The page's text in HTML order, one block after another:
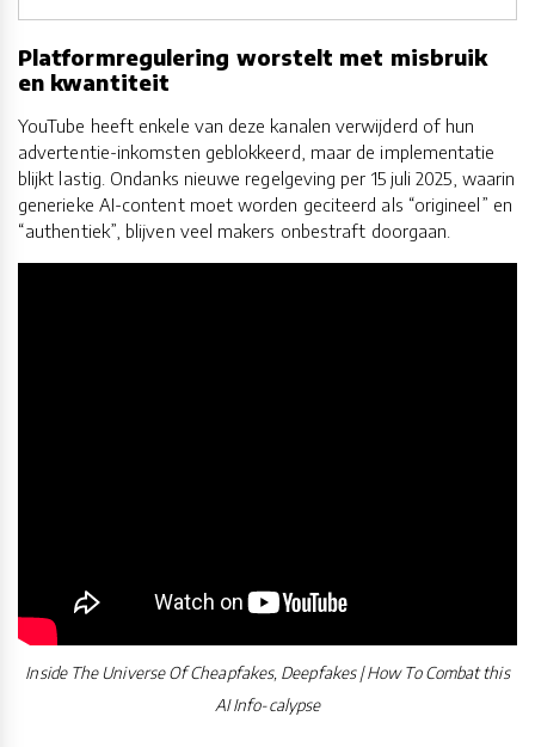
Platformregulering worstelt met misbruik
en kwantiteit
YouTube heeft enkele van deze kanalen verwijderd of hun
advertentie-inkomsten geblokkeerd, maar de implementatie
blijkt lastig. Ondanks nieuwe regelgeving per 15 juli 2025, waarin
generieke AI-content moet worden geciteerd als “origineel” en
“authentiek”, blijven veel makers onbestraft doorgaan.
Inside The Universe Of Cheapfakes, Deepfakes | How To Combat this
AI Info-calypse